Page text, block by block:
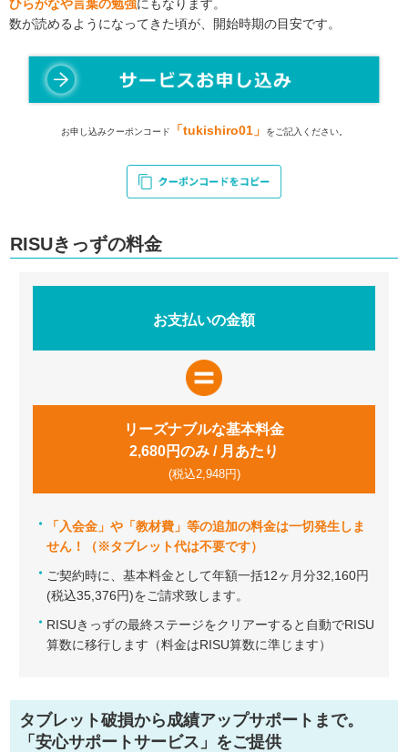
ひらがなや言葉の勉強にもなります。
数が読めるようになってきた頃が、開始時期の目安です。
お申し込みクーポンコード 「tukishiro01」 をご記入ください。
RISUきっずの料金
お支払いの金額
リーズナブルな基本料金
2,680円のみ / 月あたり
(税込2,948円)
「入会金」や「教材費」等の追加の料金は一切発生しま
せん！（※タブレット代は不要です）
ご契約時に、基本料金として年額一括12ヶ月分32,160円
(税込35,376円)をご請求致します。
RISUきっずの最終ステージをクリアーすると自動でRISU
算数に移行します（料金はRISU算数に準じます）
タブレット破損から成績アップサポートまで。
「安心サポートサービス」をご提供